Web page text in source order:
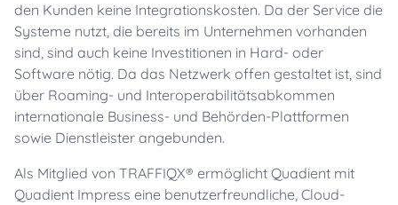
den Kunden keine Integrationskosten. Da der Service die
Systeme nutzt, die bereits im Unternehmen vorhanden
sind, sind auch keine Investitionen in Hard- oder
Software nötig. Da das Netzwerk offen gestaltet ist, sind
über Roaming- und Interoperabilitätsabkommen
internationale Business- und Behörden-Plattformen
sowie Dienstleister angebunden.
Als Mitglied von TRAFFIQX® ermöglicht Quadient mit
Quadient Impress eine benutzerfreundliche, Cloud-